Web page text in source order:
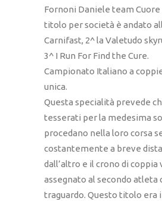
Fornoni Daniele team Cuore
titolo per società è andato
Carnifast, 2^ la Valetudo
3^ I Run For Find the Cure.
Campionato Italiano a
unica.
Questa specialità prevede
tesserati per la medesima
procedano nella loro corsa
costantemente a breve
dall’altro e il crono di coppia
assegnato al secondo atleta
traguardo. Questo titolo era